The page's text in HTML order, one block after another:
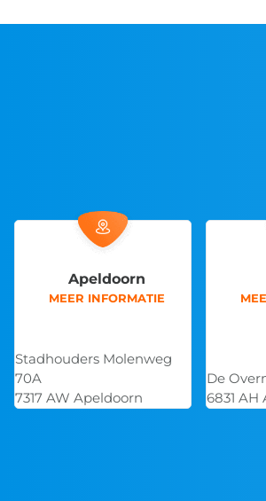
Arnhem
MEER INFORMATIE
De Overmaat 30
6831 AH Arnhem
4823